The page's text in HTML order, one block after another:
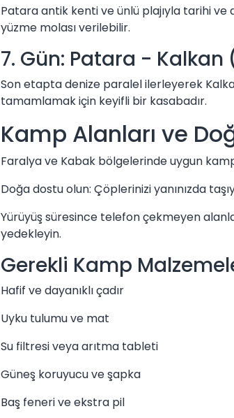
Patara antik kenti ve ünlü plajıyla tarihi ve
yüzme molası verilebilir.
7. Gün: Patara - Kalkan
Son etapta denize paralel ilerleyerek
tamamlamak için keyifli bir kasabadır.
Kamp Alanları ve
Faralya ve Kabak bölgelerinde uygun
Doğa dostu olun: Çöplerinizi yanınızda
Yürüyüş süresince telefon çekmeyen
yedekleyin.
Gerekli Kamp
Hafif ve dayanıklı çadır
Uyku tulumu ve mat
Su filtresi veya arıtma tableti
Güneş koruyucu ve şapka
Baş feneri ve ekstra pil